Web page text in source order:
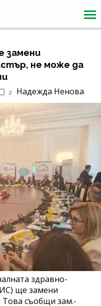
замени
не може да
2 Надежда Ненова
здравно-
ще замени
Това съобщи зам.-